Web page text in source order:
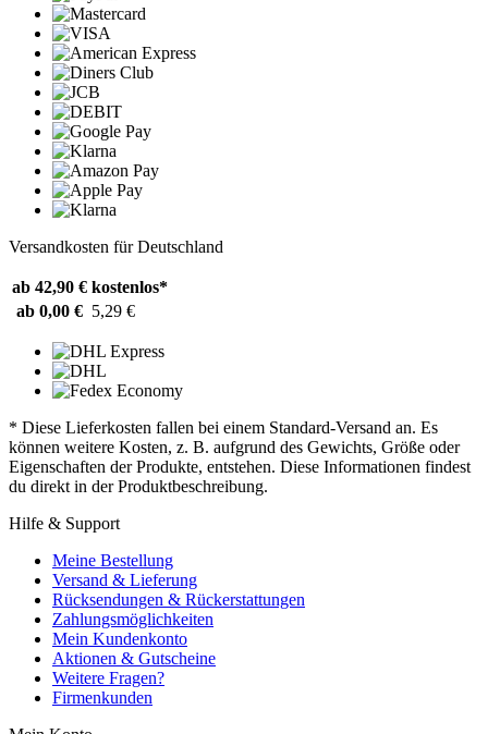
Versandkosten für Deutschland
ab 42,90 € kostenlos*
ab 0,00 € 5,29 €
* Diese Lieferkosten fallen bei einem Standard-Versand an. Es
können weitere Kosten, z. B. aufgrund des Gewichts, Größe oder
Eigenschaften der Produkte, entstehen. Diese Informationen findest
du direkt in der Produktbeschreibung.
Hilfe & Support
Meine Bestellung
Versand & Lieferung
Rücksendungen & Rückerstattungen
Zahlungsmöglichkeiten
Mein Kundenkonto
Aktionen & Gutscheine
Weitere Fragen?
Firmenkunden